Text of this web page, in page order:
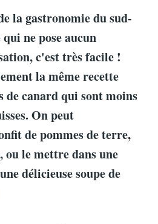
la gastronomie du sud-
ne pose aucun
c'est très facile !
la même recette
de canard qui sont moins
On peut
de pommes de terre,
ou le mettre dans une
délicieuse soupe de